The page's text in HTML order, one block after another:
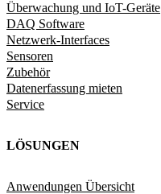
Überwachung und IoT-Geräte
DAQ Software
Netzwerk-Interfaces
Sensoren
Zubehör
Datenerfassung mieten
Service
LÖSUNGEN
Anwendungen Übersicht